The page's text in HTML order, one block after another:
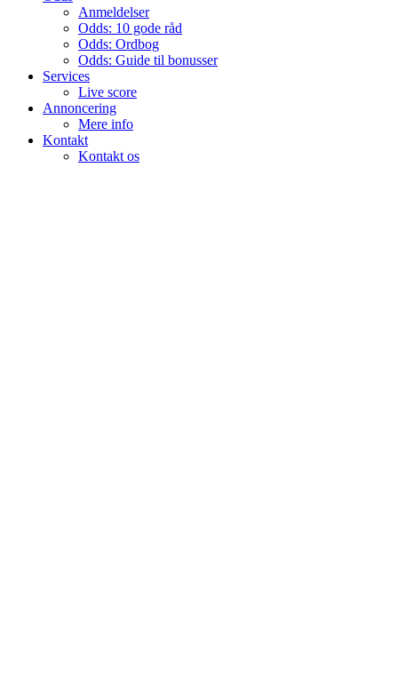
Anmeldelser
Odds: 10 gode råd
Odds: Ordbog
Odds: Guide til bonusser
Services
Live score
Annoncering
Mere info
Kontakt
Kontakt os